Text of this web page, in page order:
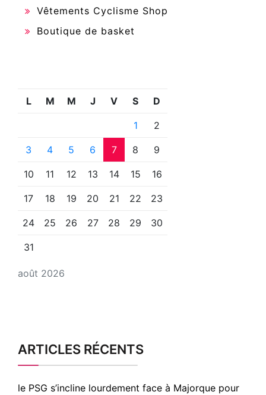
Vêtements Cyclisme Shop
Boutique de basket
août 2026
L M M J V S D
1 2
3 4 5 6 7 8 9
10 11 12 13 14 15 16
17 18 19 20 21 22 23
24 25 26 27 28 29 30
31
ARTICLES RÉCENTS
le PSG s’incline lourdement face à Majorque pour